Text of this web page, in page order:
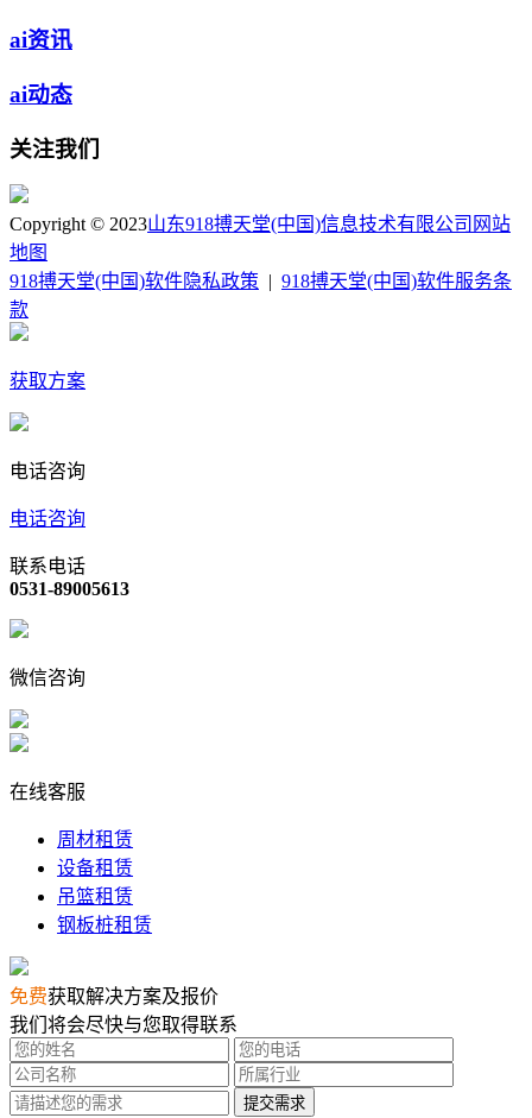
ai资讯
ai动态
关注我们
Copyright © 2023山东918搏天堂(中国)信息技术有限公司 网站
地图
918搏天堂(中国)软件隐私政策
918搏天堂(中国)软件服务条
款
获取方案
电话咨询
电话咨询
联系电话
0531-89005613
微信咨询
在线客服
周材租赁
设备租赁
吊篮租赁
钢板桩租赁
免费获取解决方案及报价
我们将会尽快与您取得联系
提交需求